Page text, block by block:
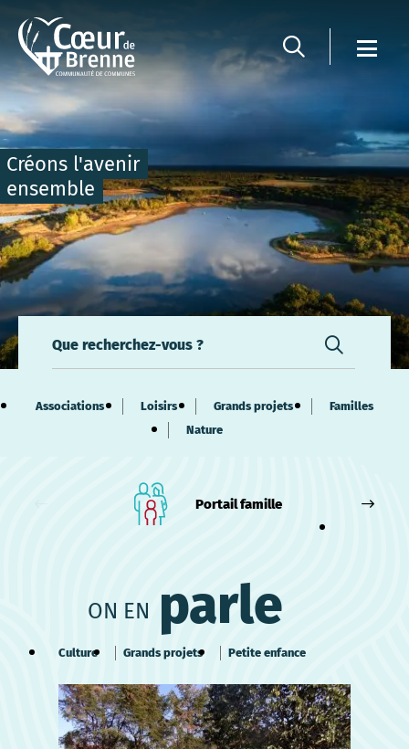
Créons l'avenir
ensemble
Que recherchez-vous ?
Associations Loisirs Grands projets
Familles
Nature
Portail famille
ON EN parle
Culture Grands projets Petite enfance